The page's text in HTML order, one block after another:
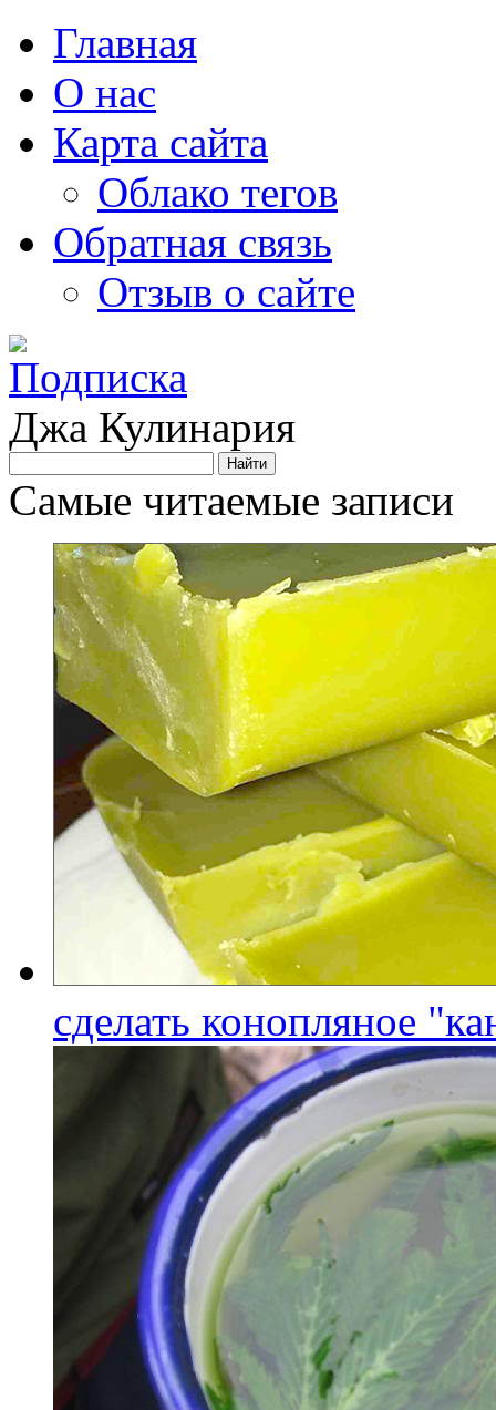
Главная
О нас
Карта сайта
Облако тегов
Обратная связь
Отзыв о сайте
Джа Кулинария
Самые читаемые записи
сделать конопляное